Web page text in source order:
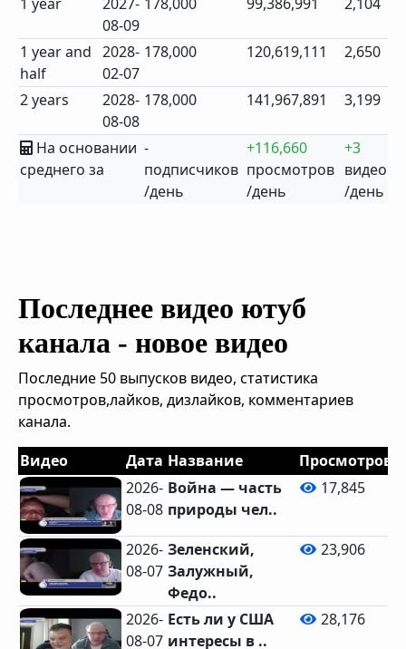
08-09
1 year and
half
2028-
02-07
178,000 120,619,111 2,650
2 years
2028-
08-08
178,000 141,967,891 3,199
На основании
среднего за
-
подписчиков
/день
+116,660
просмотров
/день
+3
видео
/день
Последнее видео ютуб
канала - новое видео
Последние 50 выпусков видео, статистика
просмотров,лайков, дизлайков, комментариев
канала.
Видео
Дата Название Просмотров
2026-
08-08
Война — часть
природы чел..
17,845
2026-
08-07
Зеленский,
Залужный,
Федо..
23,906
2026-
08-07
Есть ли у США
интересы в ..
28,176